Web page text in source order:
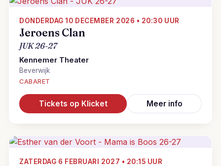
DONDERDAG 10 DECEMBER 2026 • 20:30 UUR
Jeroens Clan
JUK 26-27
Kennemer Theater
Beverwijk
CABARET
Tickets op Klicket Meer info
ZATERDAG 6 FEBRUARI 2027 • 20:15 UUR